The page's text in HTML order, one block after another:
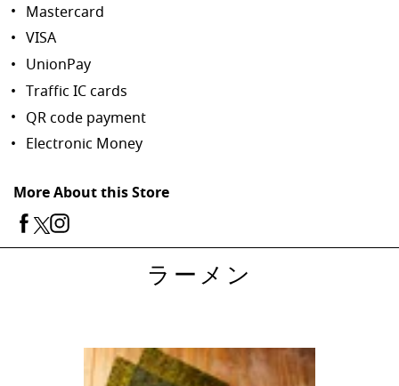
Mastercard
VISA
UnionPay
Traffic IC cards
QR code payment
Electronic Money
More About this Store
ラーメン